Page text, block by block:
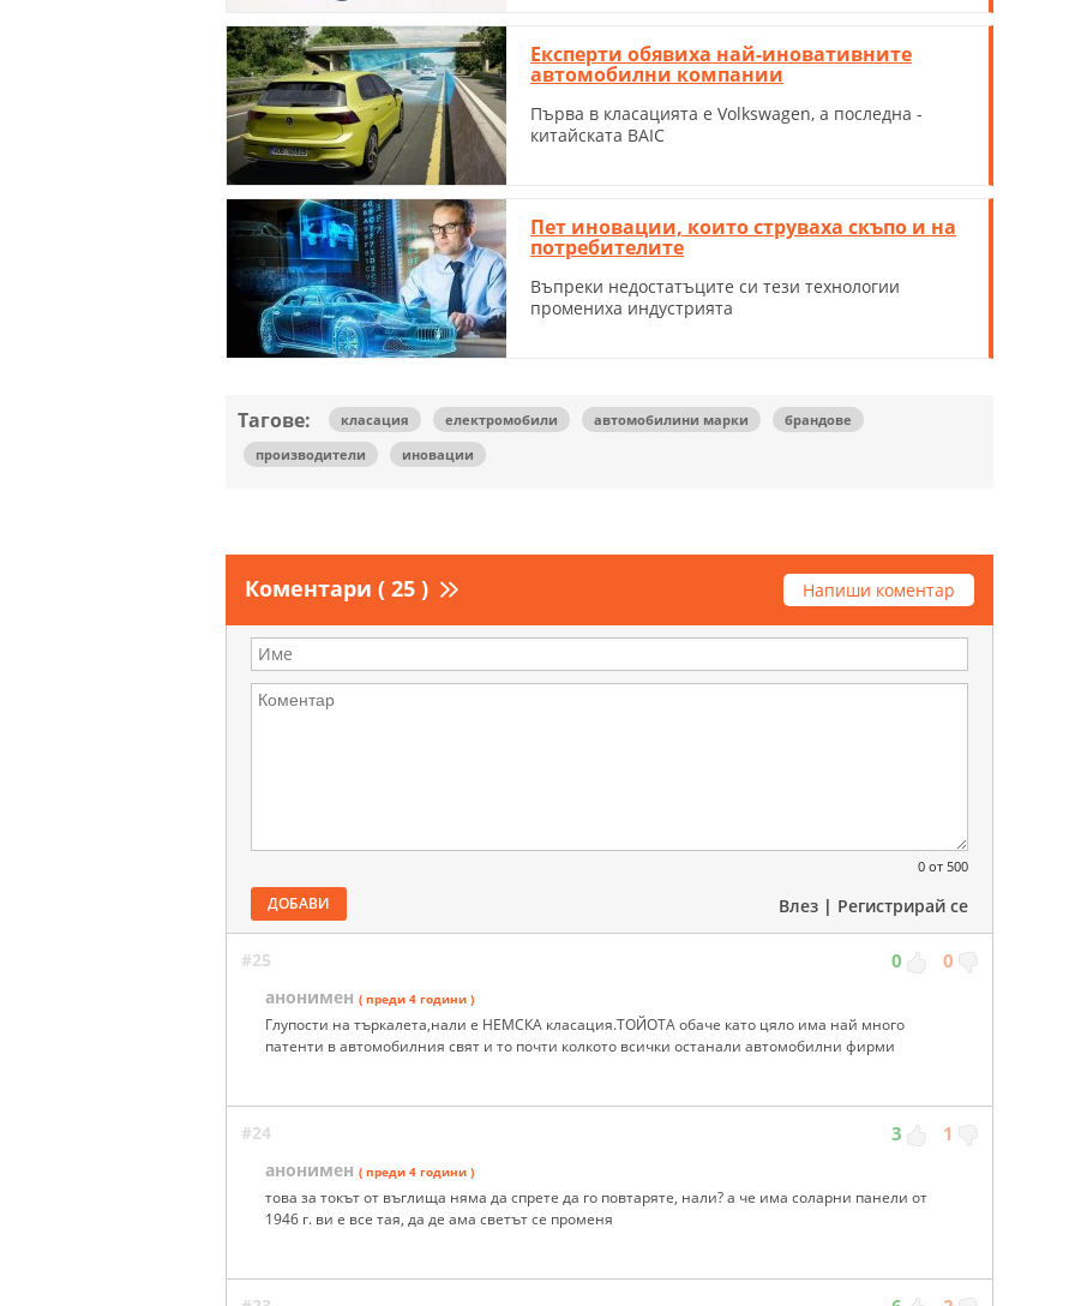
Експерти обявиха най-иновативните
автомобилни компании
Първа в класацията е Volkswagen, а последна -
китайската BAIC
Пет иновации, които струваха скъпо и на
потребителите
Въпреки недостатъците си тези технологии
промениха индустрията
Тагове: класация електромобили автомобилини марки
брандове
производители
иновации
Коментари ( 25 ) Напиши коментар
0 от 500
ДОБАВИ Влез | Регистрирай се
#25 0 0
анонимен ( преди 4 години )
Глупости на търкалета,нали е НЕМСКА класация.ТОЙОТА обаче като цяло има най много
патенти в автомобилния свят и то почти колкото всички останали автомобилни фирми
#24 3 1
анонимен ( преди 4 години )
това за токът от въглища няма да спрете да го повтаряте, нали? а че има соларни панели от
1946 г. ви е все тая, да де ама светът се променя